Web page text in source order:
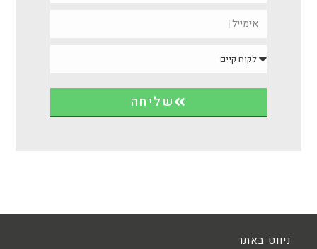
שליחה
ניווט באתר